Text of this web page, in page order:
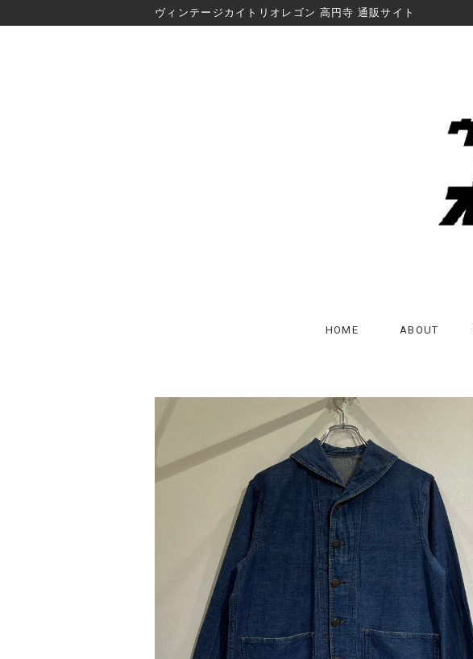
ヴィンテージカイトリオレゴン 高円寺 通販サイト
HOME ABOUT